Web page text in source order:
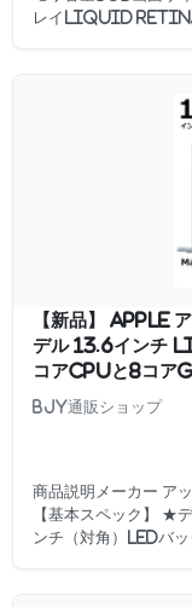
レイLiquid Retina
【新品】 Apple
デル 13.6インチ
コアCPUと8コア
BJY通販ショップ
商品説明メーカー
【基本スペック】 ★
ンチ（対角）LEDバ